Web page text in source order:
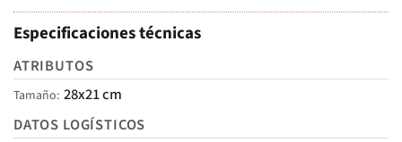
Especificaciones técnicas
ATRIBUTOS
Tamaño 28x21 cm
DATOS LOGÍSTICOS